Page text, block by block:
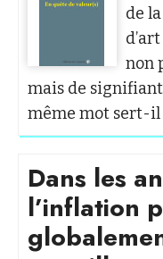
de
non
mais de signifiant
même mot sert-il
Dans les
l’inflation